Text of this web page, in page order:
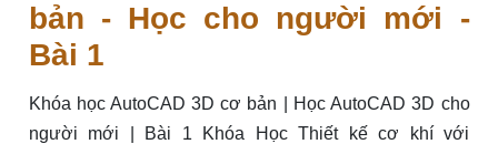
bản - Học cho người mới -
Bài 1
Khóa học AutoCAD 3D cơ bản | Học AutoCAD 3D cho
người mới | Bài 1 Khóa Học Thiết kế cơ khí với